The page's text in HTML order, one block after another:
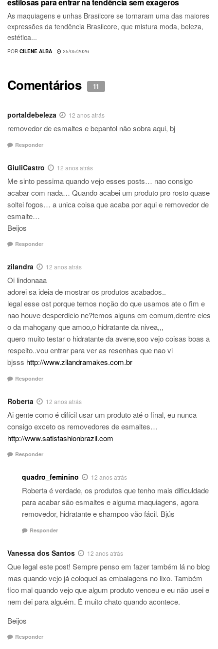
estilosas para entrar na tendência sem exageros
As maquiagens e unhas Brasilcore se tornaram uma das maiores
expressões da tendência Brasilcore, que mistura moda, beleza,
estética...
POR CILENE ALBA 25/05/2026
Comentários 11
portaldebeleza 12 anos atrás
removedor de esmaltes e bepantol não sobra aqui, bj
Responder
GiuliCastro 12 anos atrás
Me sinto pessima quando vejo esses posts… nao consigo
acabar com nada… Quando acabei um produto pro rosto quase
soltei fogos… a unica coisa que acaba por aqui e removedor de
esmalte…
Beijos
Responder
zilandra 12 anos atrás
Oi lindonaaa
adorei sa ideia de mostrar os produtos acabados..
legal esse ost porque temos noção do que usamos ate o fim e
nao houve desperdicio ne?temos alguns em comum,dentre eles
o da mahogany que amoo,o hidratante da nivea,,,
quero muito testar o hidratante da avene,soo vejo coisas boas a
respeito..vou entrar para ver as resenhas que nao vi
bjsss http://www.zilandramakes.com.br
Responder
Roberta 12 anos atrás
Ai gente como é difícil usar um produto até o final, eu nunca
consigo exceto os removedores de esmaltes…
http://www.satisfashionbrazil.com
Responder
quadro_feminino 12 anos atrás
Roberta é verdade, os produtos que tenho mais dificuldade
para acabar são esmaltes e alguma maquiagens, agora
removedor, hidratante e shampoo vão fácil. Bjús
Responder
Vanessa dos Santos 12 anos atrás
Que legal este post! Sempre penso em fazer também lá no blog
mas quando vejo já coloquei as embalagens no lixo. Também
fico mal quando vejo que algum produto venceu e eu não usei e
nem dei para alguém. É muito chato quando acontece.
Beijos
Responder